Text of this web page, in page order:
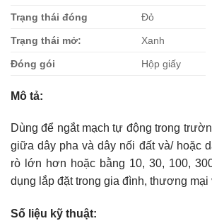
Trạng thái đóng Đỏ
Trạng thái mở: Xanh
Đóng gói Hộp giấy
Mô tả:
Dùng để ngắt mạch tự động trong
giữa dây pha và dây nối đất và/ hoặc
rò lớn hơn hoặc bằng 10, 30, 100,
dụng lắp đặt trong gia đình, thương mại
Số liệu kỹ thuật: